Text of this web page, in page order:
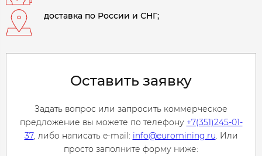
доставка по России и СНГ;
Оставить заявку
Задать вопрос или запросить коммерческое
предложение вы можете по телефону +7(351)245-01-
37, либо написать e-mail: info@euromining.ru. Или
просто заполните форму ниже: